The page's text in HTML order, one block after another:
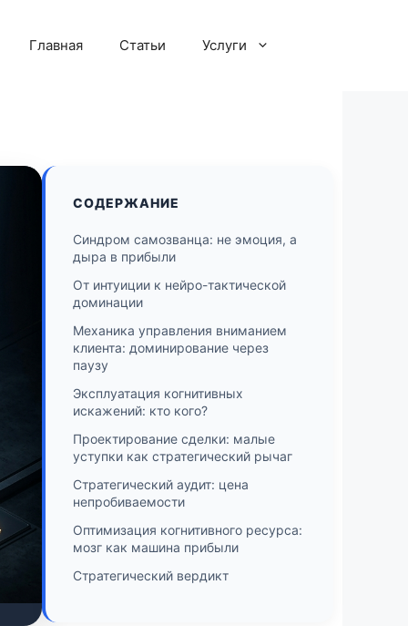
Главная Статьи Услуги
СОДЕРЖАНИЕ
Синдром самозванца: не эмоция, а
дыра в прибыли
От интуиции к нейро-тактической
доминации
Механика управления вниманием
клиента: доминирование через
паузу
Эксплуатация когнитивных
искажений: кто кого?
Проектирование сделки: малые
уступки как стратегический рычаг
Стратегический аудит: цена
непробиваемости
Оптимизация когнитивного ресурса:
мозг как машина прибыли
Стратегический вердикт